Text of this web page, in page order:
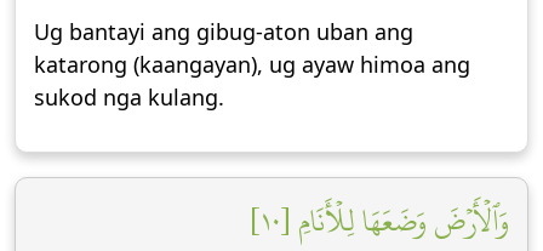
Ug bantayi ang gibug-aton uban ang
katarong (kaangayan), ug ayaw himoa ang
sukod nga kulang.
وَٱلۡأَرۡضَ وَضَعَهَا لِلۡأَنَامِ [١٠]